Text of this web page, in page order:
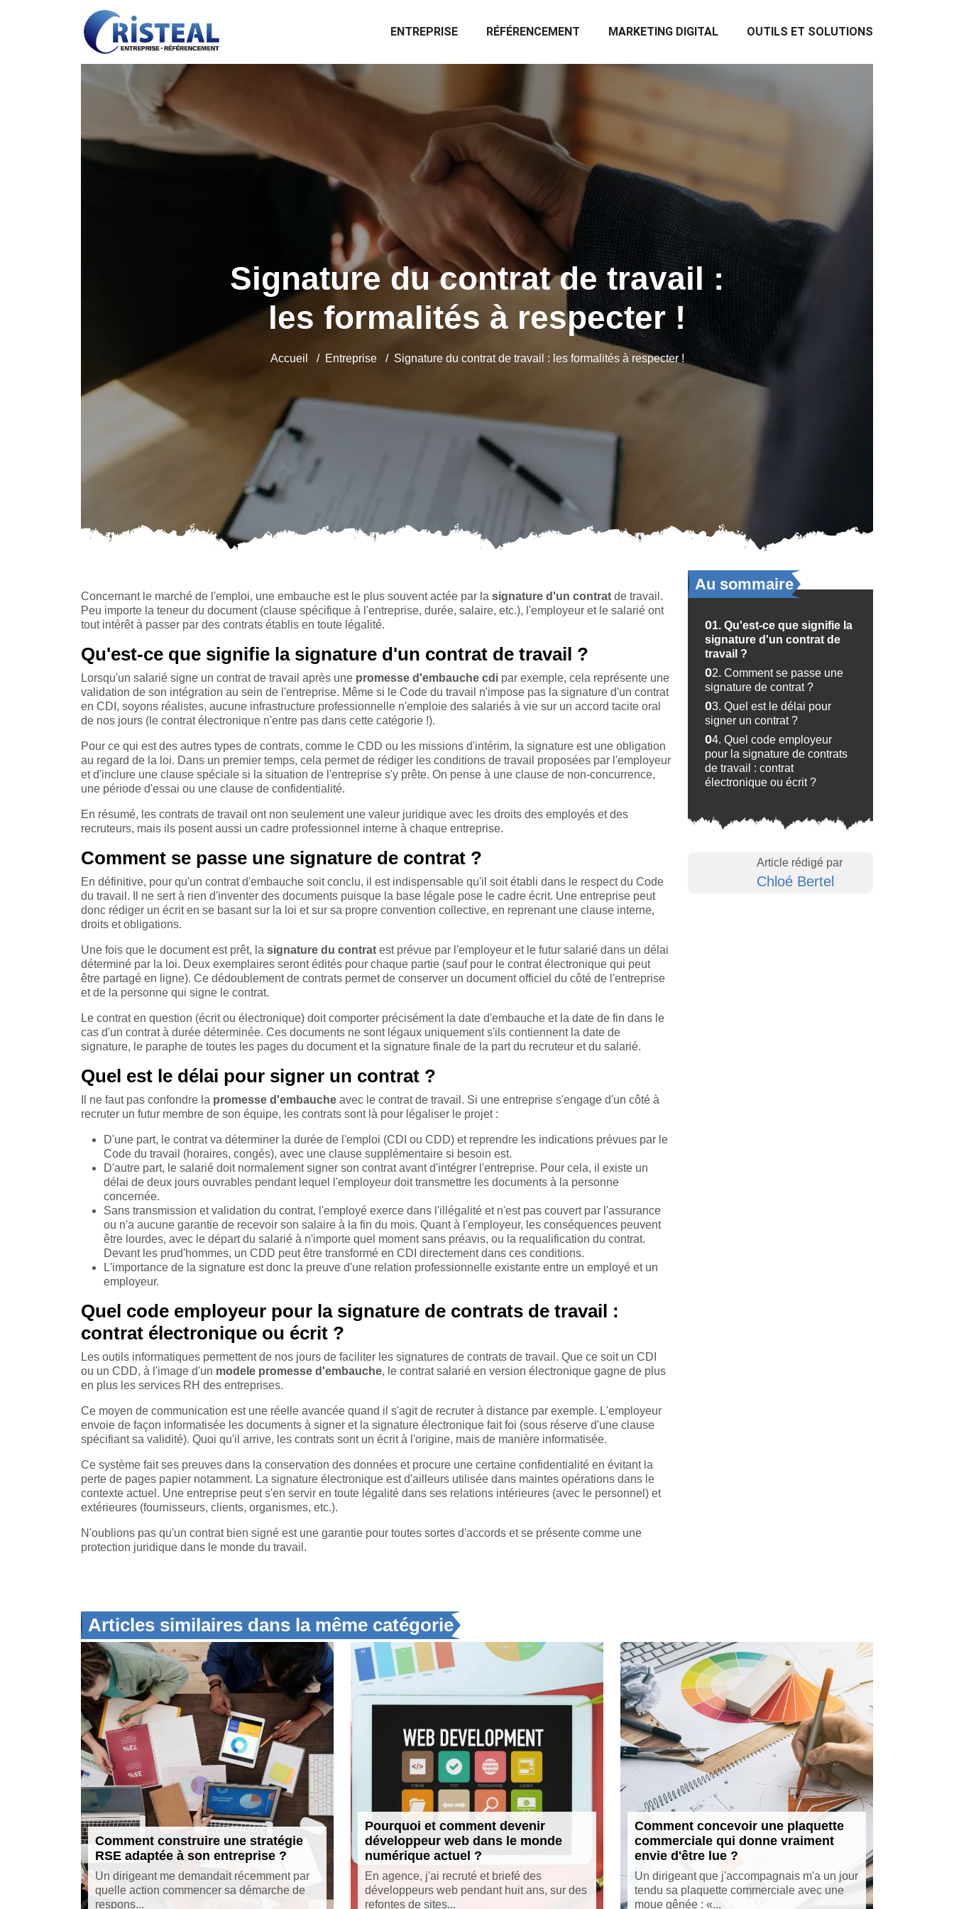
ENTREPRISE RÉFÉRENCEMENT MARKETING DIGITAL OUTILS ET SOLUTIONS
Signature du contrat de travail :
les formalités à respecter !
Accueil Entreprise Signature du contrat de travail : les formalités à respecter !
Concernant le marché de l'emploi, une embauche est le plus souvent actée par la signature d'un contrat de travail.
Peu importe la teneur du document (clause spécifique à l'entreprise, durée, salaire, etc.), l'employeur et le salarié ont
tout intérêt à passer par des contrats établis en toute légalité.
Qu'est-ce que signifie la signature d'un contrat de travail ?
Lorsqu'un salarié signe un contrat de travail après une promesse d'embauche cdi par exemple, cela représente une
validation de son intégration au sein de l'entreprise. Même si le Code du travail n'impose pas la signature d'un contrat
en CDI, soyons réalistes, aucune infrastructure professionnelle n'emploie des salariés à vie sur un accord tacite oral
de nos jours (le contrat électronique n'entre pas dans cette catégorie !).
Pour ce qui est des autres types de contrats, comme le CDD ou les missions d'intérim, la signature est une obligation
au regard de la loi. Dans un premier temps, cela permet de rédiger les conditions de travail proposées par l'employeur
et d'inclure une clause spéciale si la situation de l'entreprise s'y prête. On pense à une clause de non-concurrence,
une période d'essai ou une clause de confidentialité.
En résumé, les contrats de travail ont non seulement une valeur juridique avec les droits des employés et des
recruteurs, mais ils posent aussi un cadre professionnel interne à chaque entreprise.
Comment se passe une signature de contrat ?
En définitive, pour qu'un contrat d'embauche soit conclu, il est indispensable qu'il soit établi dans le respect du Code
du travail. Il ne sert à rien d'inventer des documents puisque la base légale pose le cadre écrit. Une entreprise peut
donc rédiger un écrit en se basant sur la loi et sur sa propre convention collective, en reprenant une clause interne,
droits et obligations.
Une fois que le document est prêt, la signature du contrat est prévue par l'employeur et le futur salarié dans un délai
déterminé par la loi. Deux exemplaires seront édités pour chaque partie (sauf pour le contrat électronique qui peut
être partagé en ligne). Ce dédoublement de contrats permet de conserver un document officiel du côté de l'entreprise
et de la personne qui signe le contrat.
Le contrat en question (écrit ou électronique) doit comporter précisément la date d'embauche et la date de fin dans le
cas d'un contrat à durée déterminée. Ces documents ne sont légaux uniquement s'ils contiennent la date de
signature, le paraphe de toutes les pages du document et la signature finale de la part du recruteur et du salarié.
Quel est le délai pour signer un contrat ?
Il ne faut pas confondre la promesse d'embauche avec le contrat de travail. Si une entreprise s'engage d'un côté à
recruter un futur membre de son équipe, les contrats sont là pour légaliser le projet :
D'une part, le contrat va déterminer la durée de l'emploi (CDI ou CDD) et reprendre les indications prévues par le
Code du travail (horaires, congés), avec une clause supplémentaire si besoin est.
D'autre part, le salarié doit normalement signer son contrat avant d'intégrer l'entreprise. Pour cela, il existe un
délai de deux jours ouvrables pendant lequel l'employeur doit transmettre les documents à la personne
concernée.
Sans transmission et validation du contrat, l'employé exerce dans l'illégalité et n'est pas couvert par l'assurance
ou n'a aucune garantie de recevoir son salaire à la fin du mois. Quant à l'employeur, les conséquences peuvent
être lourdes, avec le départ du salarié à n'importe quel moment sans préavis, ou la requalification du contrat.
Devant les prud'hommes, un CDD peut être transformé en CDI directement dans ces conditions.
L'importance de la signature est donc la preuve d'une relation professionnelle existante entre un employé et un
employeur.
Quel code employeur pour la signature de contrats de travail :
contrat électronique ou écrit ?
Les outils informatiques permettent de nos jours de faciliter les signatures de contrats de travail. Que ce soit un CDI
ou un CDD, à l'image d'un modele promesse d'embauche, le contrat salarié en version électronique gagne de plus
en plus les services RH des entreprises.
Ce moyen de communication est une réelle avancée quand il s'agit de recruter à distance par exemple. L'employeur
envoie de façon informatisée les documents à signer et la signature électronique fait foi (sous réserve d'une clause
spécifiant sa validité). Quoi qu'il arrive, les contrats sont un écrit à l'origine, mais de manière informatisée.
Ce système fait ses preuves dans la conservation des données et procure une certaine confidentialité en évitant la
perte de pages papier notamment. La signature électronique est d'ailleurs utilisée dans maintes opérations dans le
contexte actuel. Une entreprise peut s'en servir en toute légalité dans ses relations intérieures (avec le personnel) et
extérieures (fournisseurs, clients, organismes, etc.).
N'oublions pas qu'un contrat bien signé est une garantie pour toutes sortes d'accords et se présente comme une
protection juridique dans le monde du travail.
Au sommaire
01. Qu'est-ce que signifie la
signature d'un contrat de
travail ?
02. Comment se passe une
signature de contrat ?
03. Quel est le délai pour
signer un contrat ?
04. Quel code employeur
pour la signature de contrats
de travail : contrat
électronique ou écrit ?
Article rédigé par
Chloé Bertel
Articles similaires dans la même catégorie
Comment construire une stratégie
RSE adaptée à son entreprise ?
Un dirigeant me demandait récemment par
quelle action commencer sa démarche de
respons...
Pourquoi et comment devenir
développeur web dans le monde
numérique actuel ?
En agence, j'ai recruté et briefé des
développeurs web pendant huit ans, sur des
refontes de sites...
Comment concevoir une plaquette
commerciale qui donne vraiment
envie d'être lue ?
Un dirigeant que j'accompagnais m'a un jour
tendu sa plaquette commerciale avec une
moue gênée : «...